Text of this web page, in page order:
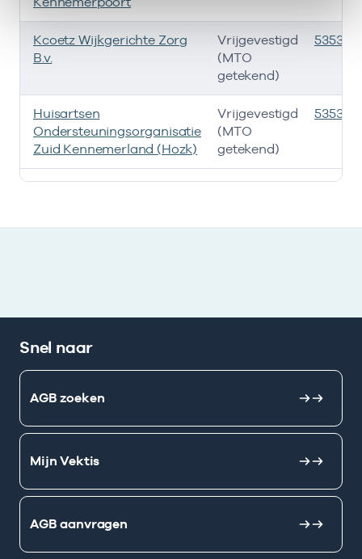
Ik heb een arbeidsrelatie met
Kcoetz Wijkgerichte Zorg
B.v.
Vrijgevestigd
(MTO
getekend)
Huisartsen
Ondersteuningsorganisatie
Zuid Kennemerland (Hozk)
Vrijgevestigd
(MTO
getekend)
Snel naar
AGB zoeken
Mijn Vektis
AGB aanvragen